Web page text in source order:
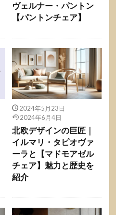
ヴェルナー・パントン
【パントンチェア】
2024年5月23日
2024年6月4日
北欧デザインの巨匠｜
イルマリ・タピオヴァ
ーラと【マドモアゼル
チェア】魅力と歴史を
紹介